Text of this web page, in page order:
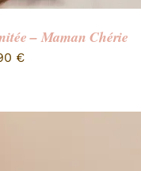
– Maman Chérie
€